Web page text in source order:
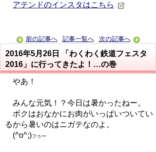
アテンドのインスタはこちら
前の記事へ 記事一覧へ 次の記事へ
2016年5月26日
「わくわく鉄道フェスタ
2016」に行ってきたよ！…の巻
やあ！
みんな元気！？今日は暑かったねー。
ボクはおなかにお肉がいっぱいついてい
るから暑いのはニガテなのよ。
(^o^;)フゥー